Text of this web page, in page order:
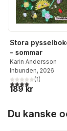
Stora
- sommar
Karin Andersson
Inbunden, 2026
4,0utav 5 stjärnor.
(1)
189 kr
Du kanske